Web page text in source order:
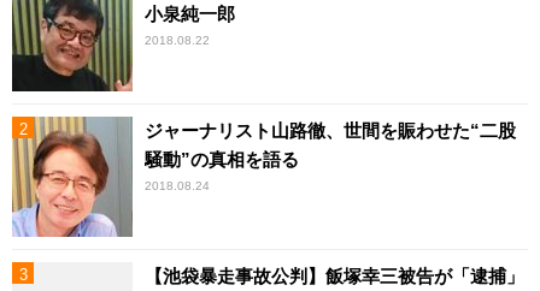
小泉純一郎
2018.08.22
ジャーナリスト山路徹、世間を賑わせた“二股
騒動”の真相を語る
2018.08.24
【池袋暴走事故公判】飯塚幸三被告が「逮捕」